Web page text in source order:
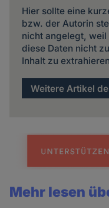
Hier sollte eine
bzw. der Autorin
nicht angelegt,
diese Daten nicht
Inhalt zu
Weitere Artikel
Mehr lesen